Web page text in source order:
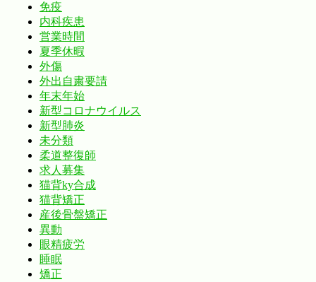
免疫
内科疾患
営業時間
夏季休暇
外傷
外出自粛要請
年末年始
新型コロナウイルス
新型肺炎
未分類
柔道整復師
求人募集
猫背ky合成
猫背矯正
産後骨盤矯正
異動
眼精疲労
睡眠
矯正